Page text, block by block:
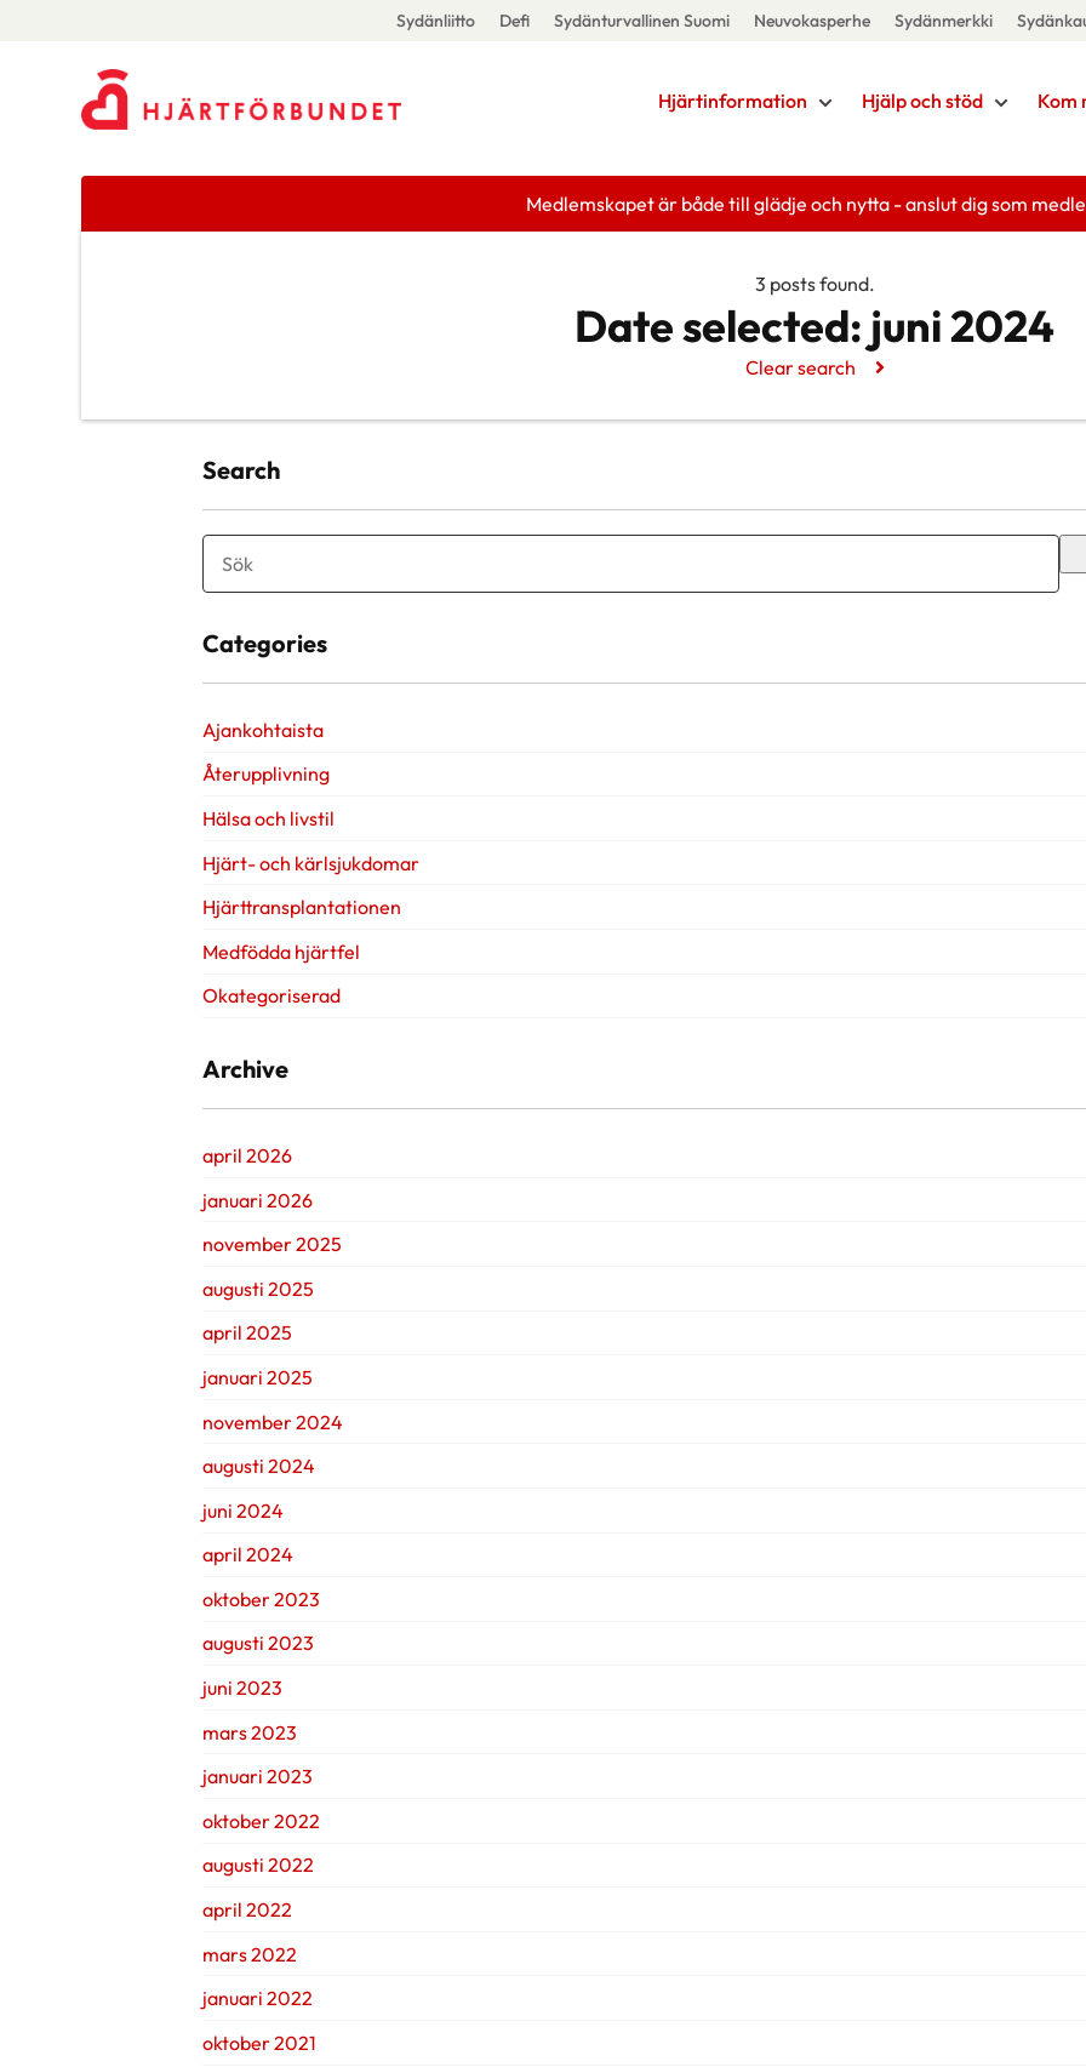
Sydänliitto Defi Sydänturvallinen Suomi Neuvokasperhe Sydänmerkki
Hjärtinformation Hjälp och stöd Kom
Medlemskapet är både till glädje och nytta - anslut dig som
3 posts found.
Date selected: juni 2024
Clear search
Search
Categories
Ajankohtaista
Återupplivning
Hälsa och livstil
Hjärt- och kärlsjukdomar
Hjärttransplantationen
Medfödda hjärtfel
Okategoriserad
Archive
april 2026
januari 2026
november 2025
augusti 2025
april 2025
januari 2025
november 2024
augusti 2024
juni 2024
april 2024
oktober 2023
augusti 2023
juni 2023
mars 2023
januari 2023
oktober 2022
augusti 2022
april 2022
mars 2022
januari 2022
oktober 2021